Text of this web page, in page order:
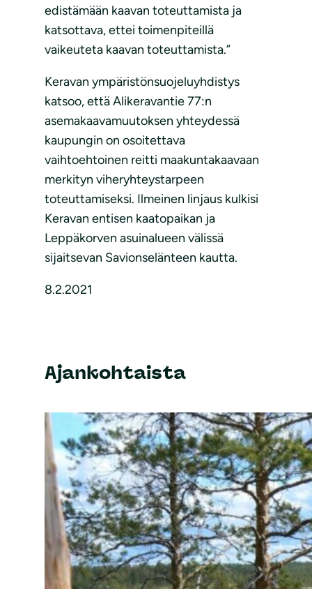
edistämään kaavan toteuttamista ja
katsottava, ettei toimenpiteillä
vaikeuteta kaavan toteuttamista.”
Keravan ympäristönsuojeluyhdistys
katsoo, että Alikeravantie 77:n
asemakaavamuutoksen yhteydessä
kaupungin on osoitettava
vaihtoehtoinen reitti maakuntakaavaan
merkityn viheryhteystarpeen
toteuttamiseksi. Ilmeinen linjaus kulkisi
Keravan entisen kaatopaikan ja
Leppäkorven asuinalueen välissä
sijaitsevan Savionselänteen kautta.
8.2.2021
Ajankohtaista